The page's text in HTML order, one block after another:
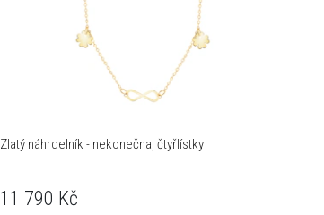
Zlatý náhrdelník - nekonečna, čtyřlístky
11 790 Kč